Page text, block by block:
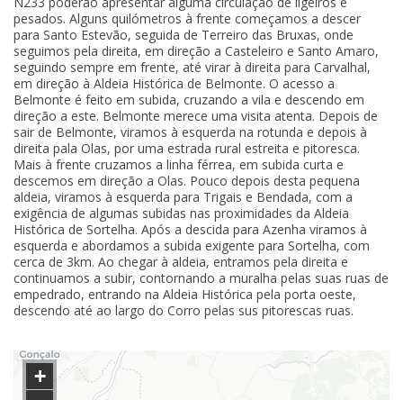
pesados. Alguns quilómetros à frente começamos a descer
para Santo Estevão, seguida de Terreiro das Bruxas, onde
seguimos pela direita, em direção a Casteleiro e Santo Amaro,
seguindo sempre em frente, até virar à direita para Carvalhal,
em direção à Aldeia Histórica de Belmonte. O acesso a
Belmonte é feito em subida, cruzando a vila e descendo em
direção a este. Belmonte merece uma visita atenta. Depois de
sair de Belmonte, viramos à esquerda na rotunda e depois à
direita pala Olas, por uma estrada rural estreita e pitoresca.
Mais à frente cruzamos a linha férrea, em subida curta e
descemos em direção a Olas. Pouco depois desta pequena
aldeia, viramos à esquerda para Trigais e Bendada, com a
exigência de algumas subidas nas proximidades da Aldeia
Histórica de Sortelha. Após a descida para Azenha viramos à
esquerda e abordamos a subida exigente para Sortelha, com
cerca de 3km. Ao chegar à aldeia, entramos pela direita e
continuamos a subir, contornando a muralha pelas suas ruas de
empedrado, entrando na Aldeia Histórica pela porta oeste,
descendo até ao largo do Corro pelas sus pitorescas ruas.
+